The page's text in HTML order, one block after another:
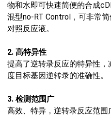
物和水即可快速简便的合成
混型no-RT Control，可非常
对照反应液。
2. 高特异性
提高了逆转录反应的特异性
度目标基因逆转录的准确性。
3. 检测范围广
高效、特异，逆转录反应范围